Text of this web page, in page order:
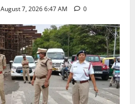
August 7, 2026 6:47 AM 0